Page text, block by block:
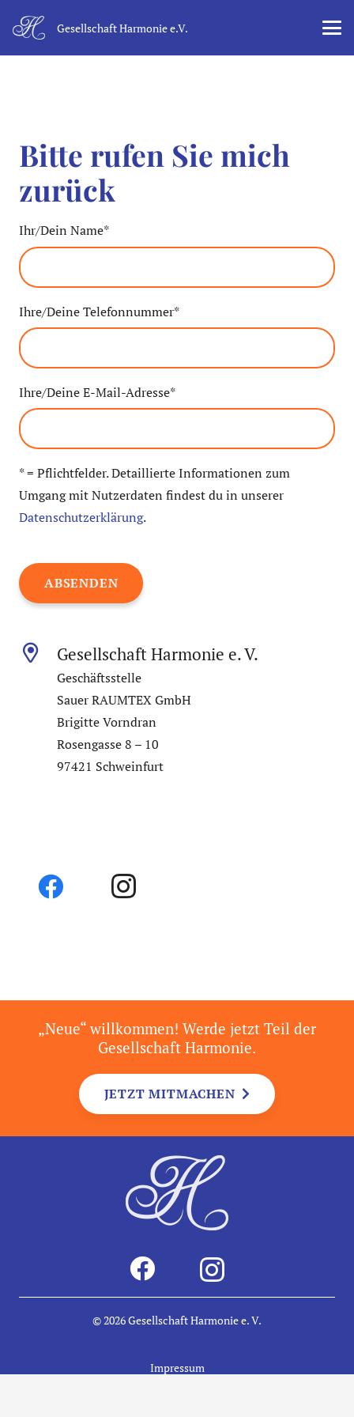
Gesellschaft Harmonie e.V.
Bitte rufen Sie mich
zurück
Ihr/Dein Name*
Ihre/Deine Telefonnummer*
Ihre/Deine E-Mail-Adresse*
* = Pflichtfelder. Detaillierte Informationen zum
Umgang mit Nutzerdaten findest du in unserer
Datenschutzerklärung.
Gesellschaft Harmonie e. V.
Geschäftsstelle
Sauer RAUMTEX GmbH
Brigitte Vorndran
Rosengasse 8 – 10
97421 Schweinfurt
„Neue“ willkommen! Werde jetzt Teil der
Gesellschaft Harmonie.
JETZT MITMACHEN
© 2026Gesellschaft Harmonie e. V.
Impressum